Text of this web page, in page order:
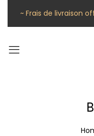
~ Frais de livraison